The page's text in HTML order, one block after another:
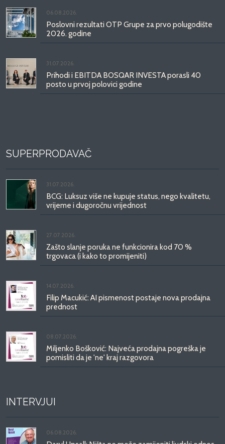
06.08.2026.
Poslovni rezultati OTP Grupe za prvo polugodište
2026. godine
31.07.2026.
Prihodi i EBITDA BOSQAR INVESTA porasli 40
posto u prvoj polovici godine
SUPERPRODAVAČ
31.07.2026.
BCG: Luksuz više ne kupuje status, nego kvalitetu,
vrijeme i dugoročnu vrijednost
27.07.2026.
Zašto slanje poruka ne funkcionira kod 70 %
trgovaca (i kako to promijeniti)
14.07.2026.
Filip Macukić: AI pismenost postaje nova prodajna
prednost
08.07.2026.
Miljenko Bošković: Najveća prodajna pogreška je
pomisliti da je 'ne' kraj razgovora
INTERVJUI
06.08.2026.